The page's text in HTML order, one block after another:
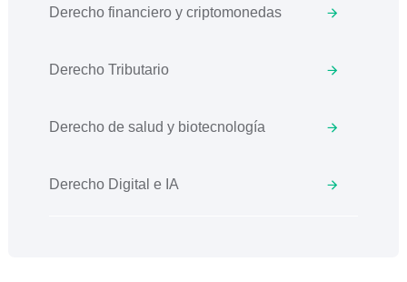
Derecho financiero y criptomonedas
Derecho Tributario
Derecho de salud y biotecnología
Derecho Digital e IA